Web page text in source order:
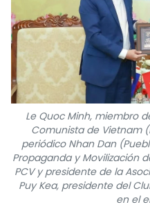
Le Quoc Minh, miembro
Comunista de Vietnam
periódico Nhan Dan
Propaganda y Movilización
PCV y presidente de la
Puy Kea, presidente del
en el